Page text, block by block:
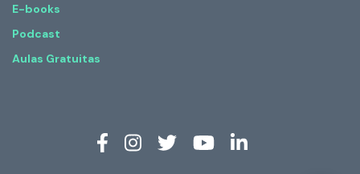
E-books
Podcast
Aulas Gratuitas